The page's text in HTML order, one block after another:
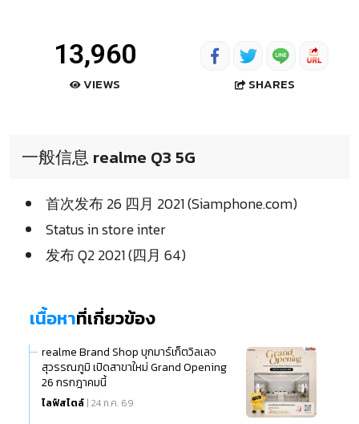
13,960
VIEWS SHARES
一般信息 realme Q3 5G
首次发布 26 四月 2021 (Siamphone.com)
Status in store inter
发布 Q2 2021 (四月 64)
เนื้อหาที่เกี่ยวข้อง
realme Brand Shop บุกมาร์เก็ตวิลเลจ
สุวรรณภูมิ เปิดสาขาใหม่ Grand Opening
26 กรกฎาคมนี้
ไลฟ์สไตล์ | 24 ก.ค. 69